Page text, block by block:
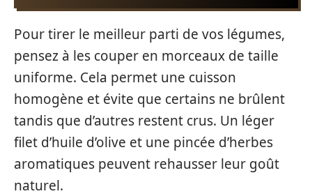
Pour tirer le meilleur parti de vos légumes,
pensez à les couper en morceaux de taille
uniforme. Cela permet une cuisson
homogène et évite que certains ne brûlent
tandis que d’autres restent crus. Un léger
filet d’huile d’olive et une pincée d’herbes
aromatiques peuvent rehausser leur goût
naturel.